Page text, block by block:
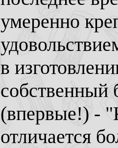
умеренно
в
собственный
(впервые!) -
отличается